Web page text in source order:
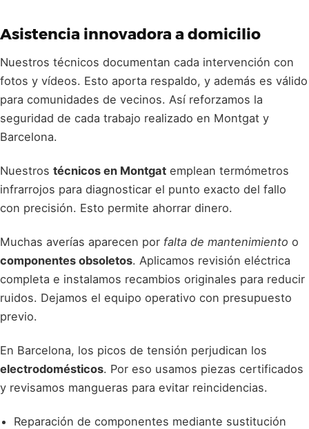
Asistencia innovadora a domicilio
Nuestros técnicos documentan cada intervención con
fotos y vídeos. Esto aporta respaldo, y además es válido
para comunidades de vecinos. Así reforzamos la
seguridad de cada trabajo realizado en Montgat y
Barcelona.
Nuestros técnicos en Montgat emplean termómetros
infrarrojos para diagnosticar el punto exacto del fallo
con precisión. Esto permite ahorrar dinero.
Muchas averías aparecen por falta de mantenimiento o
componentes obsoletos. Aplicamos revisión eléctrica
completa e instalamos recambios originales para reducir
ruidos. Dejamos el equipo operativo con presupuesto
previo.
En Barcelona, los picos de tensión perjudican los
electrodomésticos. Por eso usamos piezas certificados
y revisamos mangueras para evitar reincidencias.
Reparación de componentes mediante sustitución